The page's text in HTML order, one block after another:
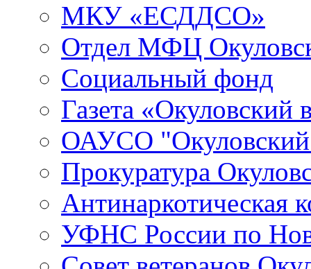
МКУ «ЕСДДСО»
Отдел МФЦ
Социальный фонд
Газета «Окуловский
ОАУСО
Прокуратура
Антинаркотическая
УФНС России по